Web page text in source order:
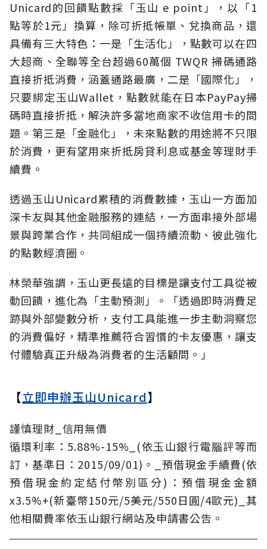
Unicard的回饋點數採「玉山 e point」，以「1
點等於1元」換算，除可折抵帳單、兌換商品，還
具備有三大特色：一是「生活化」，點數可以在四
大超商、全聯等全台超過60萬個 TWQR 掃碼通路
直接折抵消費，涵蓋通路最廣，二是「國際化」，
只要綁定玉山Wallet，點數就能在日本PayPay掃
碼時直接折抵，解決許多當地商家不收信用卡的問
題。第三是「金融化」，未來點數的用途將不只限
於消費，更有望用來折抵房貸利息或基金等理財手
續費。
透過玉山Unicard累積的消費數據，玉山一方面加
深卡友與其他金融服務的連結，一方面串接外部場
景與跨業合作，共同組成一個持續流動、彼此強化
的點數經濟圈。
林榮華強調，玉山更長遠的目標是讓支付工具從被
動回饋，進化為「主動預測」。「透過即時消費足
跡與外部變數分析，支付工具能進一步主動洞察您
的消費偏好，精準推薦符合習慣的卡友優惠，讓支
付體驗真正升級為消費者的生活顧問。」
【立即申辦玉山Unicard】
謹慎理財_信用無價
循環利率：5.88%-15%_(依玉山銀行電腦評等而
訂，基準日：2015/09/01)。_預借現金手續費(依
預借現金約定結付幣別區分)：預借現金金額
x3.5%+(新臺幣150元/5美元/550日圓/4歐元)_其
他相關費率依玉山銀行網站及申請書公告。